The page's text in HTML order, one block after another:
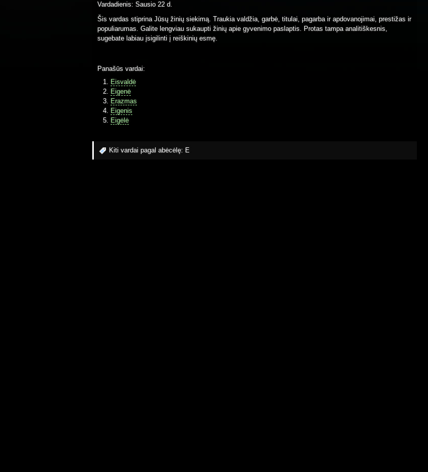
Vardadienis: Sausio 22 d.
Šis vardas stiprina Jūsų žinių siekimą. Traukia valdžia, garbė, titulai, pagarba ir apdovanojimai, prestižas ir
populiarumas. Galite lengviau sukaupti žinių apie gyvenimo paslaptis. Protas tampa analitiškesnis,
sugebate labiau įsigilinti į reiškinių esmę.
Panašūs vardai:
Eisvaldė
Eigenė
Erazmas
Eigenis
Eigėlė
Kiti vardai pagal abėcėlę: E